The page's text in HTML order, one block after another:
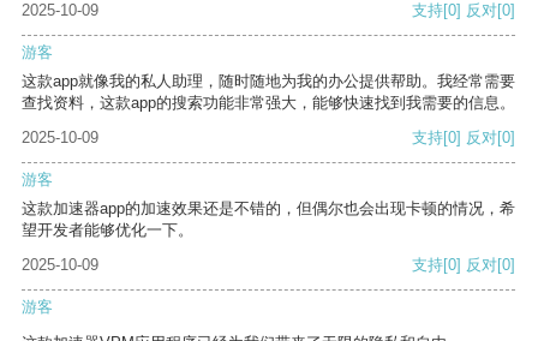
2025-10-09
支持[0] 反对[0]
游客
这款app就像我的私人助理，随时随地为我的办公提供帮助。我经常需要
查找资料，这款app的搜索功能非常强大，能够快速找到我需要的信息。
2025-10-09
支持[0] 反对[0]
游客
这款加速器app的加速效果还是不错的，但偶尔也会出现卡顿的情况，希
望开发者能够优化一下。
2025-10-09
支持[0] 反对[0]
游客